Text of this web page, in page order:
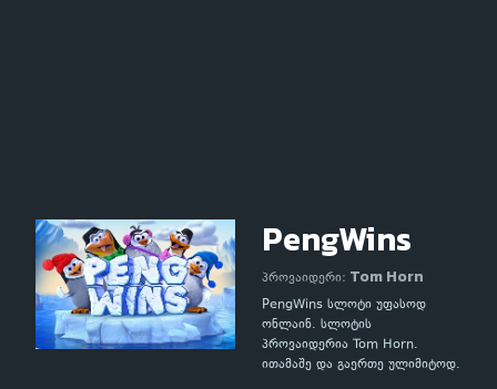
PengWins
პროვაიდერი: Tom Horn
PengWins სლოტი უფასოდ
ონლაინ. სლოტის
პროვაიდერია Tom Horn.
ითამაშე და გაერთე ულიმიტოდ.